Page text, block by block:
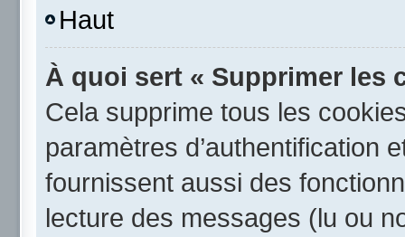
Haut
À quoi sert « Supprimer les
Cela supprime tous les
paramètres d’authentification
fournissent aussi des
lecture des messages (lu ou